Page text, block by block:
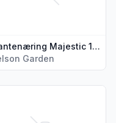
Plantenæring Majestic 1000 ml
Garden
Comfort"
detaljer for